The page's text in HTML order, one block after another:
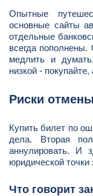
Опытные
основные сайты
отдельные
всегда
медлить и
низкой -
Риски
Купить билет по
дела. Вторая
аннулировать. И
юридической точки
Что говорит